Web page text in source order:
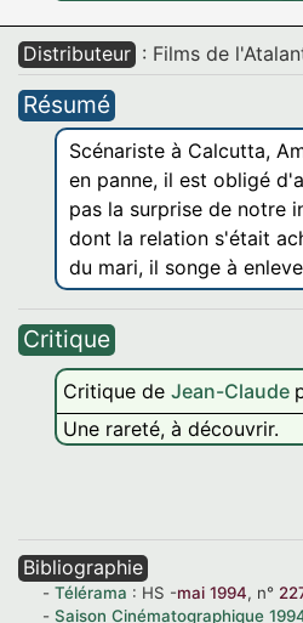
Distributeur : Films de
Résumé
Scénariste à Calcutta,
en panne, il est obligé
pas la surprise de notre
dont la relation s'était
du mari, il songe à
Critique
Critique de Jean-Claude
Une rareté, à découvrir.
Bibliographie
Télérama : HS -mai 1994, n°
Saison Cinématographique